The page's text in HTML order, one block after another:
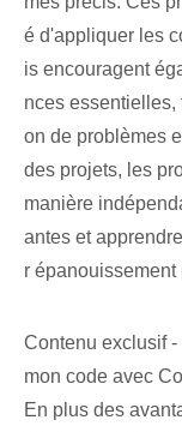
é d'appliquer les
is encouragent
nces
on de problèmes
des projets, les
manière
antes et
r épanouissement
Contenu exclusif
mon code avec
En plus des